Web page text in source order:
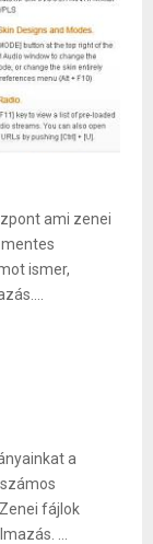
ami zenei
ismer,
a
fájlok
...